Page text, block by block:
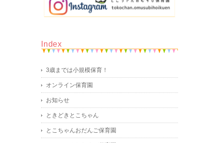
Index
3歳までは小規模保育！
オンライン保育園
お知らせ
ときどきとこちゃん
とこちゃんおだんご保育園